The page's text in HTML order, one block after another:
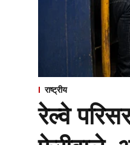
राष्ट्रीय
रेल्वे